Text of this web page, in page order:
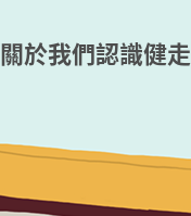
關於我們認識健走